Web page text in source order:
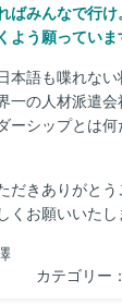
ばみんなで行
よう願っていま
本語も喋れな
一の人材派遣
ーシップとは
だきありがとう
お願いいたし
カテゴリー：